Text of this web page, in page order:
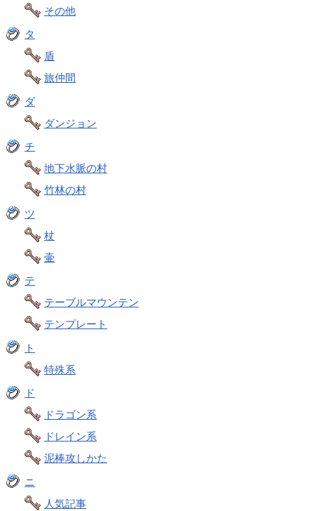
その他
タ
盾
旅仲間
ダ
ダンジョン
チ
地下水脈の村
竹林の村
ツ
杖
壷
テ
テーブルマウンテン
テンプレート
ト
特殊系
ド
ドラゴン系
ドレイン系
泥棒攻しかた
ニ
人気記事